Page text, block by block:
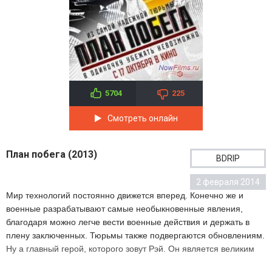
5704 225
Смотреть онлайн
План побега (2013) BDRIP
2 февраля 2014
Мир технологий постоянно движется вперед. Конечно же и
военные разрабатывают самые необыкновенные явления,
благодаря можно легче вести военные действия и держать в
плену заключенных. Тюрьмы также подвергаются обновлениям.
Ну а главный герой, которого зовут Рэй. Он является великим